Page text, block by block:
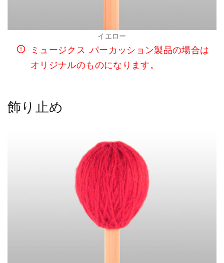
イエロー
ミュージクス .パーカッション製品の場合は
オリジナルのものになります。
飾り止め